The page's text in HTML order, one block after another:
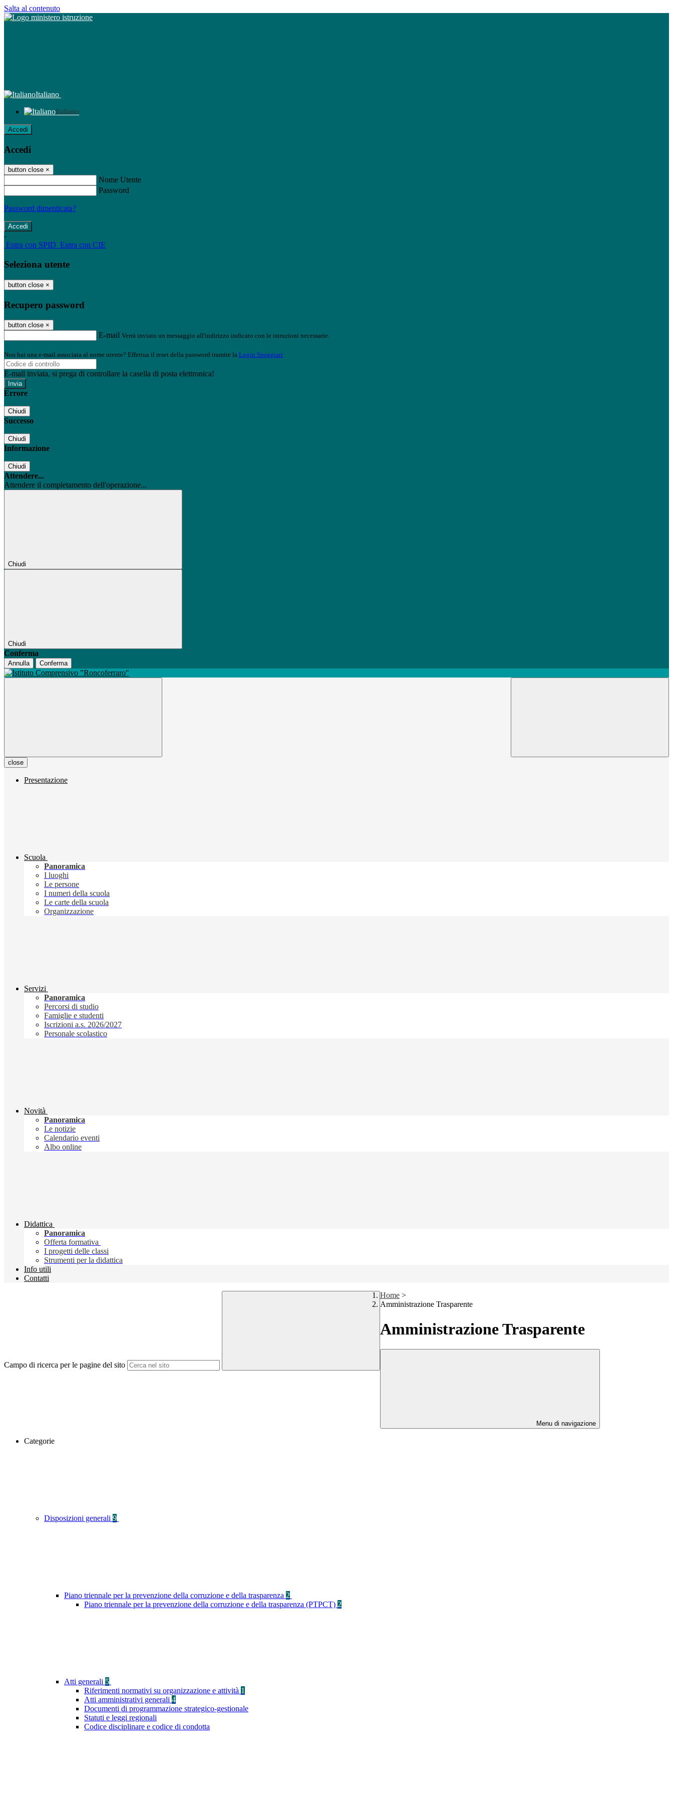
Salta al contenuto
Italiano
Italiano
Accedi
Accedi
button close ×
Nome Utente
Password
Password dimenticata?
-
Entra con SPID Entra con CIE
Seleziona utente
button close ×
Recupero password
button close ×
E-mail Verrà inviato un messaggio all'indirizzo indicato con le istruzioni necessarie.
Non hai una e-mail associata al nome utente? Effettua il reset della password tramite la Login Spaggiari
E-mail inviata, si prega di controllare la casella di posta elettronica!
Errore
Chiudi
Successo
Chiudi
Informazione
Chiudi
Attendere...
Attendere il completamento dell'operazione...
Chiudi
Chiudi
Conferma
Annulla Conferma
close
Presentazione
Scuola
Panoramica
I luoghi
Le persone
I numeri della scuola
Le carte della scuola
Organizzazione
Servizi
Panoramica
Percorsi di studio
Famiglie e studenti
Iscrizioni a.s. 2026/2027
Personale scolastico
Novità
Panoramica
Le notizie
Calendario eventi
Albo online
Didattica
Panoramica
Offerta formativa
I progetti delle classi
Strumenti per la didattica
Info utili
Contatti
Campo di ricerca per le pagine del sito
Home >
Amministrazione Trasparente
Amministrazione Trasparente
Menu di navigazione
Categorie
Disposizioni generali 9
Piano triennale per la prevenzione della corruzione e della trasparenza 2
Piano triennale per la prevenzione della corruzione e della trasparenza (PTPCT) 2
Atti generali 5
Riferimenti normativi su organizzazione e attività 1
Atti amministrativi generali 4
Documenti di programmazione strategico-gestionale
Statuti e leggi regionali
Codice disciplinare e codice di condotta